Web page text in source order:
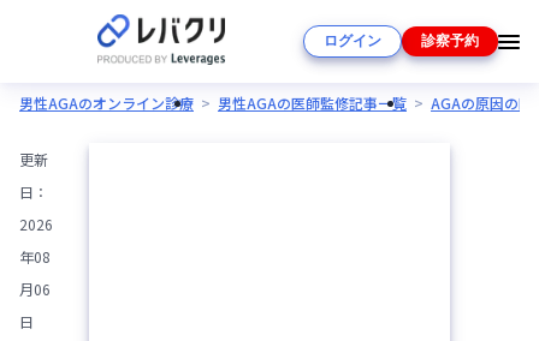
ログイン 診察予約
男性AGAのオンライン診療 男性AGAの医師監修記事一覧 AGAの原因の医
更新
日：
2026
年08
月06
日